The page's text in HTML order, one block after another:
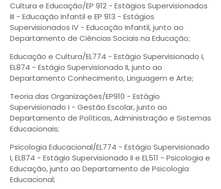
Cultura e Educação/EP 912 - Estágios Supervisionados
III - Educação Infantil e EP 913 - Estágios
Supervisionados IV - Educação Infantil, junto ao
Departamento de Ciências Sociais na Educação;
Educação e Cultura/EL774 - Estágio Supervisionado I,
EL874 - Estágio Supervisionado II, junto ao
Departamento Conhecimento, Linguagem e Arte;
Teoria das Organizações/EP910 - Estágio
Supervisionado I - Gestão Escolar, junto ao
Departamento de Políticas, Administração e Sistemas
Educacionais;
Psicologia Educacional/EL774 - Estágio Supervisionado
I, EL874 - Estágio Supervisionado II e EL511 - Psicologia e
Educação, junto ao Departamento de Psicologia
Educacional;